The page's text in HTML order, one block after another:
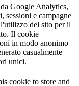
Google Analytics,
sessioni e campagne
del sito per il
Il cookie
in modo anonimo
casualmente
unici.
cookie to store and